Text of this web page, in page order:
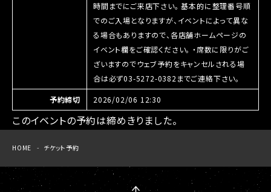
時間までにご来店下さい。 基本的に整理番号順
でのご入場となりますが、イベントによって異な
る場合もありますので、各店舗ホームページの
イベント欄をご確認ください。 ・席数に限りがご
ざいますのでウェブ予約をキャンセルされる場
合は必ず03-5272-0382までご連絡下さい。
予約締切 2026/02/06 12:30
このイベントの予約は締めきりました。
HOME チケット予約